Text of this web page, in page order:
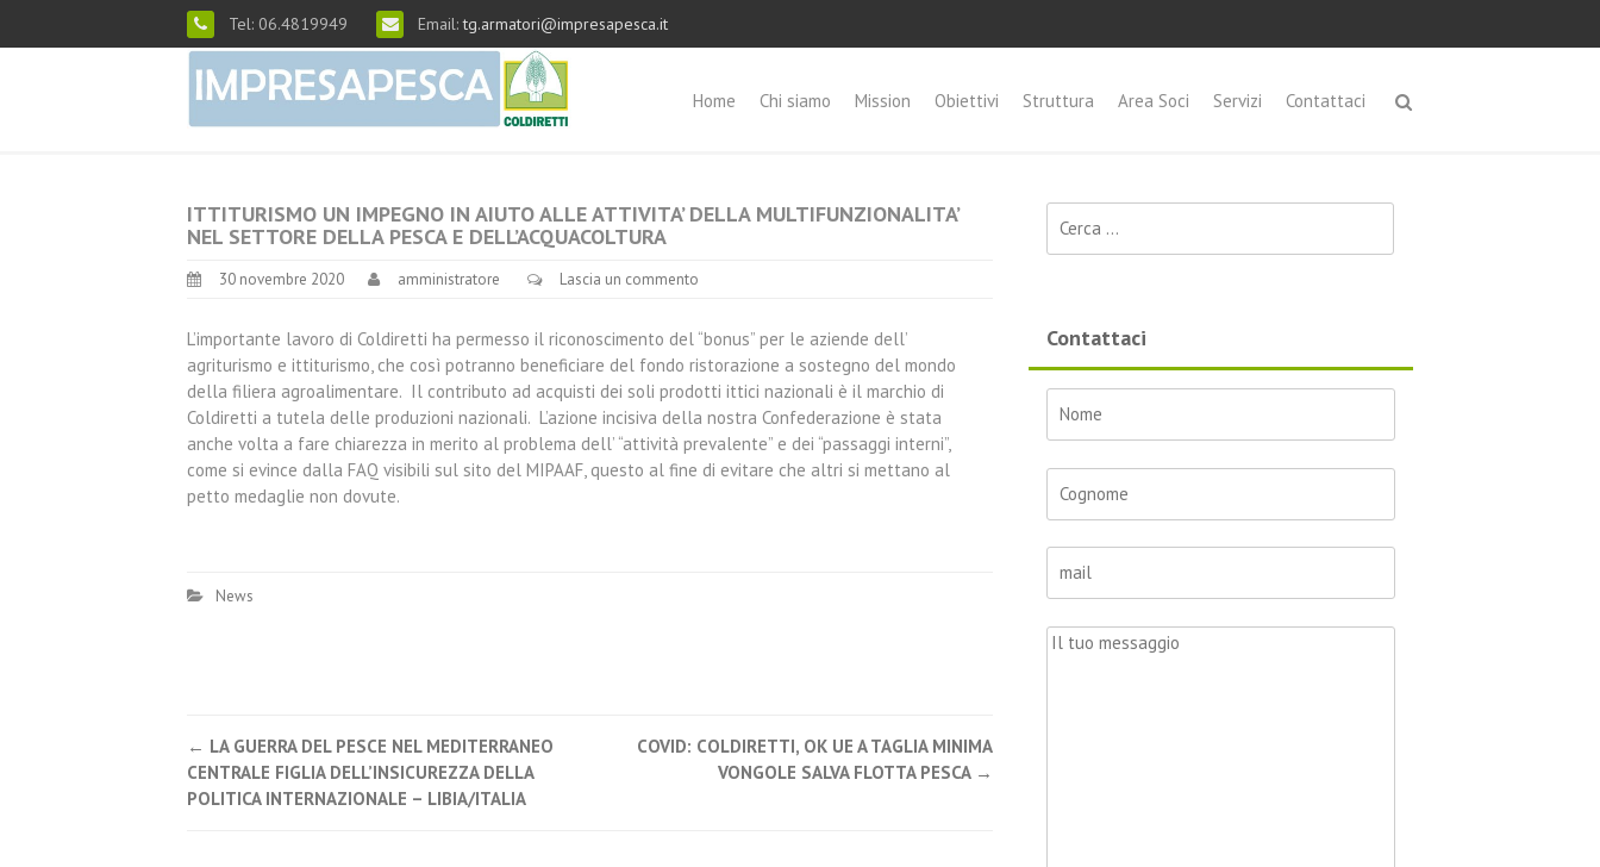
Tel: 06.4819949 Email:tg.armatori@impresapesca.it
Home Chi siamo Mission Obiettivi Struttura Area Soci Servizi Contattaci
ITTITURISMO UN IMPEGNO IN AIUTO ALLE ATTIVITA’ DELLA MULTIFUNZIONALITA’
NEL SETTORE DELLA PESCA E DELL’ACQUACOLTURA
30 novembre 2020 amministratore Lascia un commento
L’importante lavoro di Coldiretti ha permesso il riconoscimento del “bonus” per le aziende dell’
agriturismo e ittiturismo, che così potranno beneficiare del fondo ristorazione a sostegno del mondo
della filiera agroalimentare. Il contributo ad acquisti dei soli prodotti ittici nazionali è il marchio di
Coldiretti a tutela delle produzioni nazionali. L’azione incisiva della nostra Confederazione è stata
anche volta a fare chiarezza in merito al problema dell’ “attività prevalente” e dei “passaggi interni”,
come si evince dalla FAQ visibili sul sito del MIPAAF, questo al fine di evitare che altri si mettano al
petto medaglie non dovute.
News
Post navigation
← LA GUERRA DEL PESCE NEL MEDITERRANEO
CENTRALE FIGLIA DELL’INSICUREZZA DELLA
POLITICA INTERNAZIONALE – LIBIA/ITALIA
COVID: COLDIRETTI, OK UE A TAGLIA MINIMA
VONGOLE SALVA FLOTTA PESCA →
Contattaci